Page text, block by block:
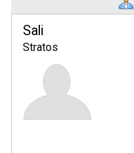
Sali
Stratos